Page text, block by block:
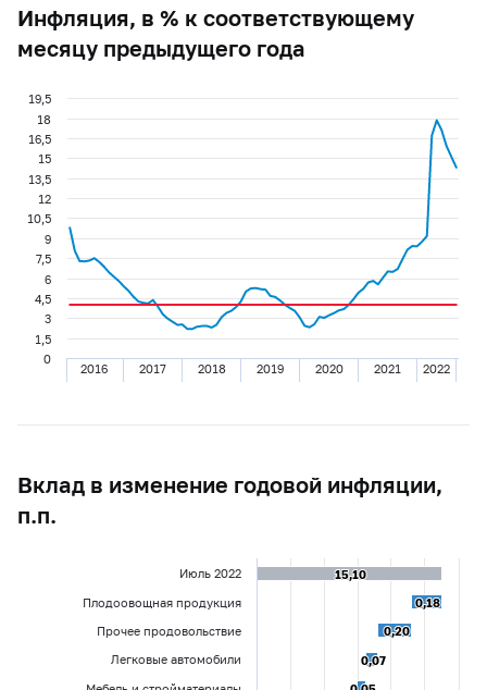
Инфляция, в % к соответствующему
месяцу предыдущего года
Вклад в изменение годовой инфляции,
п.п.
2016 2017 2018 2019 2020 2021 2022
3
6
9
12
15
18
0
1,5
4,5
7,5
10,5
13,5
16,5
19,5
15,10
15,10
0,18
0,18
0,20
0,20
0,07
0,07
Июль 2022
Плодоовощная продукция
Прочее продовольствие
Легковые автомобили